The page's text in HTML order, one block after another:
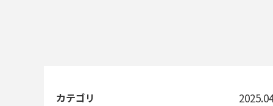
カテゴリ